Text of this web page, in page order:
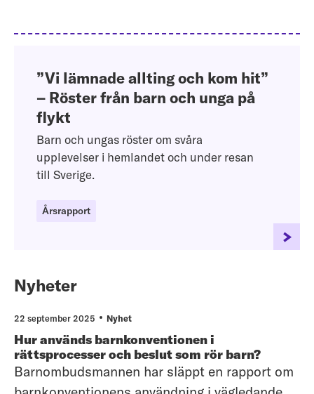
”Vi lämnade allting och kom hit”
– Röster från barn och unga på
flykt
Barn och ungas röster om svåra
upplevelser i hemlandet och under resan
till Sverige.
Årsrapport
Nyheter
22 september 2025 Nyhet
Hur används barnkonventionen i
rättsprocesser och beslut som rör barn?
Barnombudsmannen har släppt en rapport om